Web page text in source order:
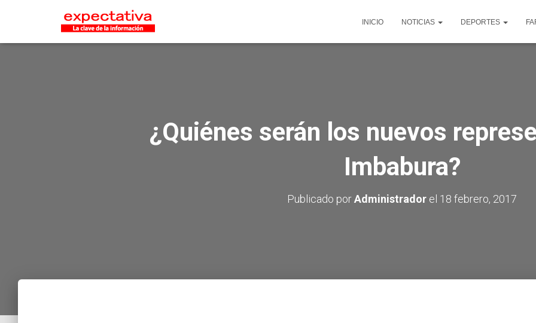
INICIO NOTICIAS DEPORTES
¿Quiénes serán los nuevos
Imbabura?
Publicado porAdministrador el 18 febrero, 2017